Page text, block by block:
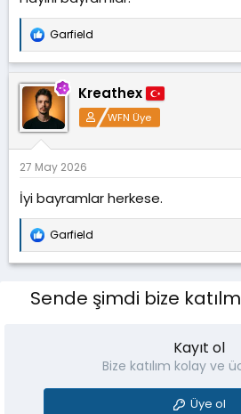
T
e
p
k
i
e
:
Garfield
Kreathex
WFN Üye
27 May 2026
İyi bayramlar herkese.
T
e
p
i
Garfield
Sende şimdi bize
Kayıt ol
Bize katılım kolay ve
Üye ol